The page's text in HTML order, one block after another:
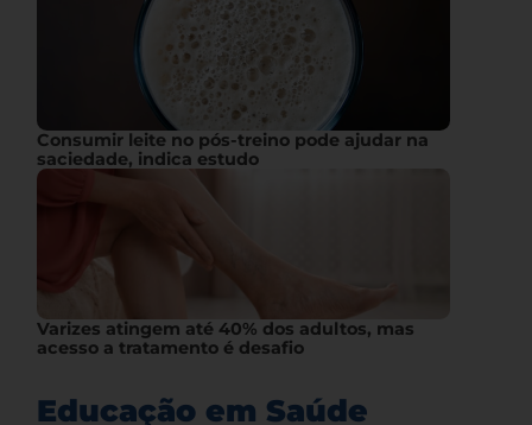
Consumir leite no pós-treino pode ajudar na
saciedade, indica estudo
Varizes atingem até 40% dos adultos, mas
acesso a tratamento é desafio
Educação em Saúde